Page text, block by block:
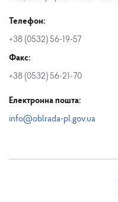
Телефон:
+38 (0532) 56-19-57
Факс:
+38 (0532) 56-21-70
Електронна пошта:
info@oblrada-pl.gov.ua